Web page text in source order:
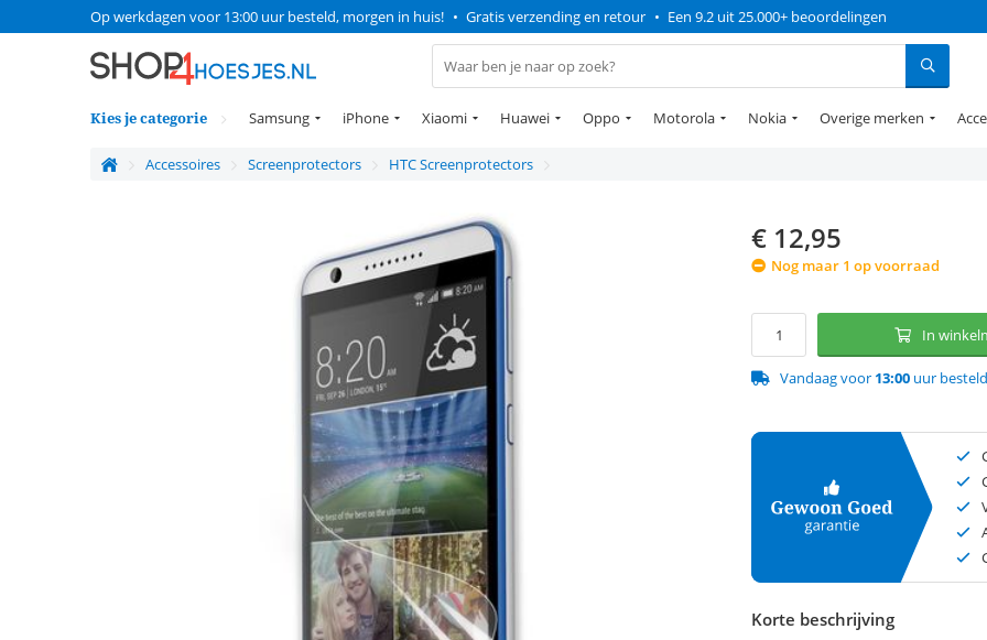
Op werkdagen voor 13:00 uur besteld, morgen in huis! • Gratis verzending en retour • Een 9.2 uit 25.000+ beoordelingen
Kies je categorie Samsung iPhone Xiaomi Huawei Oppo Motorola Nokia Overige merken
Accessoires Screenprotectors HTC Screenprotectors
€ 12,95
Nog maar 1 op voorraad
In
Vandaag voor 13:00 uur
Korte beschrijving